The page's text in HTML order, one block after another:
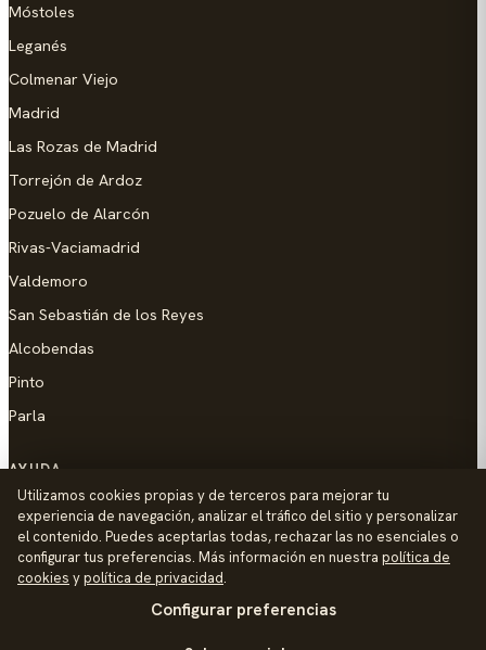
Móstoles
Leganés
Colmenar Viejo
Madrid
Las Rozas de Madrid
Torrejón de Ardoz
Pozuelo de Alarcón
Rivas-Vaciamadrid
Valdemoro
San Sebastián de los Reyes
Alcobendas
Pinto
Parla
AYUDA
Añadir empresa
Contacto
Política de Privacidad
Utilizamos cookies propias y de terceros para mejorar tu
experiencia de navegación, analizar el tráfico del sitio y personalizar
el contenido. Puedes aceptarlas todas, rechazar las no esenciales o
configurar tus preferencias. Más información en nuestra política de
cookies ypolítica de privacidad.
Configurar preferencias